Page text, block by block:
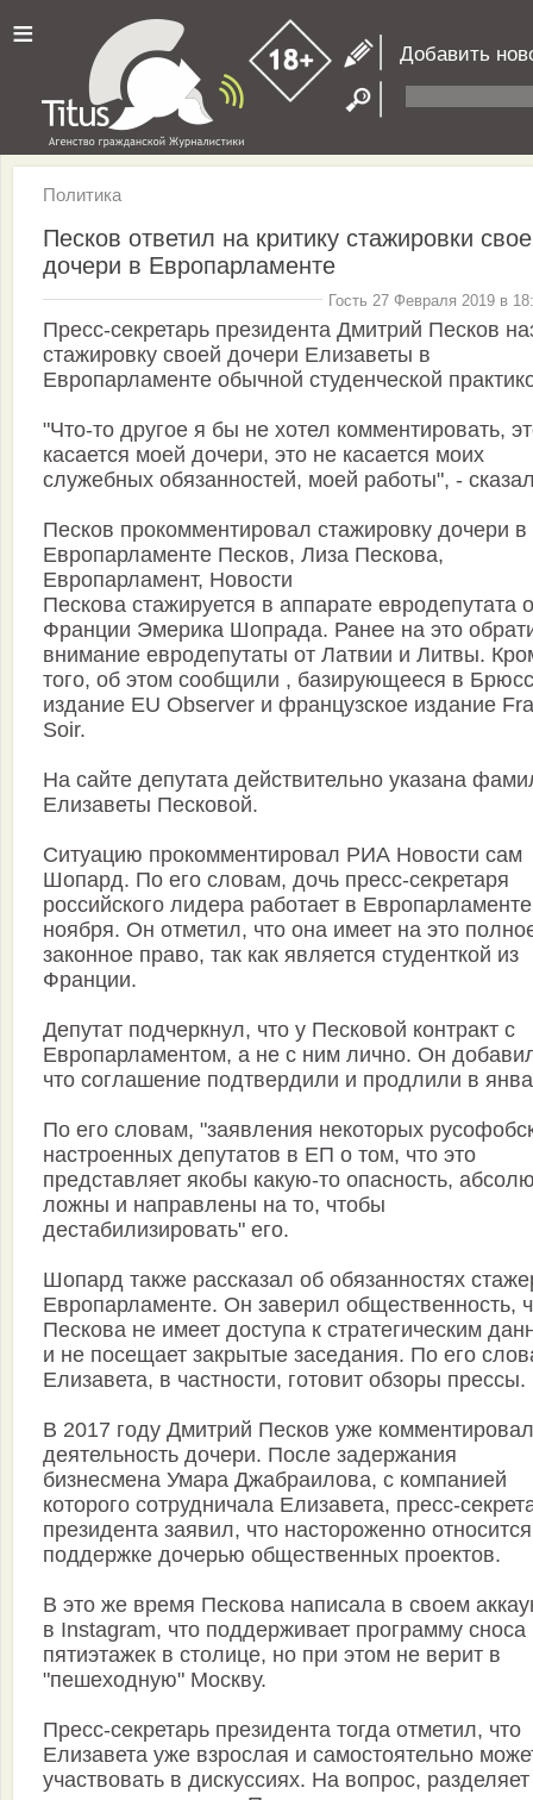
≡ Добавить
Политика
Песков ответил на критику стажировки
дочери в Европарламенте
Гость 27 Февраля 2019 в
Пресс-секретарь президента Дмитрий Песков
стажировку своей дочери Елизаветы в
Европарламенте обычной студенческой
"Что-то другое я бы не хотел комментировать,
касается моей дочери, это не касается моих
служебных обязанностей, моей работы", -
Песков прокомментировал стажировку дочери в
Европарламенте Песков, Лиза Пескова,
Европарламент, Новости
Пескова стажируется в аппарате евродепутата
Франции Эмерика Шопрада. Ранее на это
внимание евродепутаты от Латвии и Литвы.
того, об этом сообщили , базирующееся в
издание EU Observer и французское издание
Soir.
На сайте депутата действительно указана
Елизаветы Песковой.
Ситуацию прокомментировал РИА Новости сам
Шопард. По его словам, дочь пресс-секретаря
российского лидера работает в
ноября. Он отметил, что она имеет на это
законное право, так как является студенткой из
Франции.
Депутат подчеркнул, что у Песковой контракт с
Европарламентом, а не с ним лично. Он
что соглашение подтвердили и продлили в
По его словам, "заявления некоторых
настроенных депутатов в ЕП о том, что это
представляет якобы какую-то опасность,
ложны и направлены на то, чтобы
дестабилизировать" его.
Шопард также рассказал об обязанностях
Европарламенте. Он заверил общественность,
Пескова не имеет доступа к стратегическим
и не посещает закрытые заседания. По его
Елизавета, в частности, готовит обзоры прессы.
В 2017 году Дмитрий Песков уже комментировал
деятельность дочери. После задержания
бизнесмена Умара Джабраилова, с компанией
которого сотрудничала Елизавета, пресс-
президента заявил, что настороженно
поддержке дочерью общественных проектов.
В это же время Пескова написала в своем
в Instagram, что поддерживает программу сноса
пятиэтажек в столице, но при этом не верит в
"пешеходную" Москву.
Пресс-секретарь президента тогда отметил, что
Елизавета уже взрослая и самостоятельно
участвовать в дискуссиях. На вопрос,